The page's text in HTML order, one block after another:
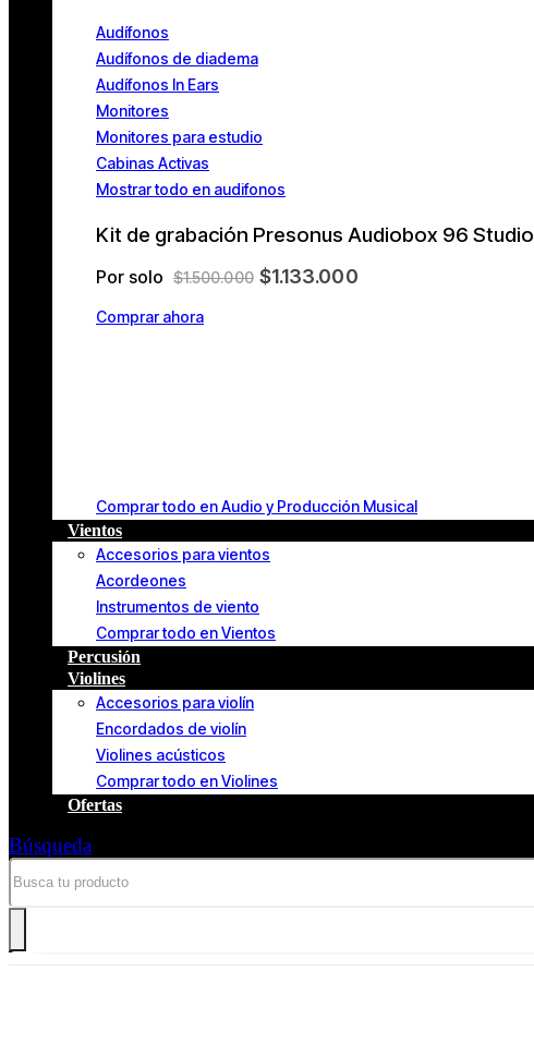
Audífonos
Audífonos de diadema
Audífonos In Ears
Monitores
Monitores para estudio
Cabinas Activas
Mostrar todo en audifonos
Kit de grabación Presonus Audiobox 96 Studio
Por solo $1.500.000 $1.133.000
Comprar ahora
Comprar todo en Audio y Producción Musical
Vientos
Accesorios para vientos
Acordeones
Instrumentos de viento
Comprar todo en Vientos
Percusión
Violines
Accesorios para violín
Encordados de violín
Violines acústicos
Comprar todo en Violines
Ofertas
Búsqueda